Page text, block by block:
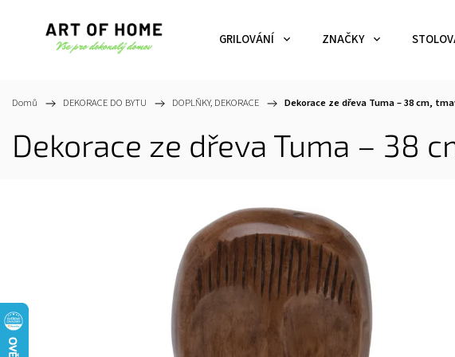
GRILOVÁNÍ ZNAČKY
Domů / DEKORACE DO BYTU / DOPLŇKY, DEKORACE / Dekorace ze dřeva Tuma – 38 cm,
Dekorace ze dřeva Tuma – 38